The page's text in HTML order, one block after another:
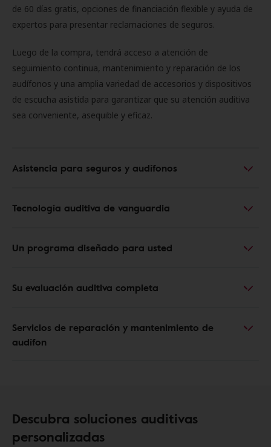
de 60 días gratis, opciones de financiación flexible y ayuda de
expertos para presentar reclamaciones de seguros.
Luego de la compra, tendrá acceso a atención de
seguimiento continua, mantenimiento y reparación de los
audífonos y una amplia variedad de accesorios y dispositivos
de escucha asistida para garantizar que su atención auditiva
sea conveniente, asequible y eficaz.
Asistencia para seguros y audífonos
Tecnología auditiva de vanguardia
Un programa diseñado para usted
Su evaluación auditiva completa
Servicios de reparación y mantenimiento de
audífon
Descubra soluciones auditivas
personalizadas